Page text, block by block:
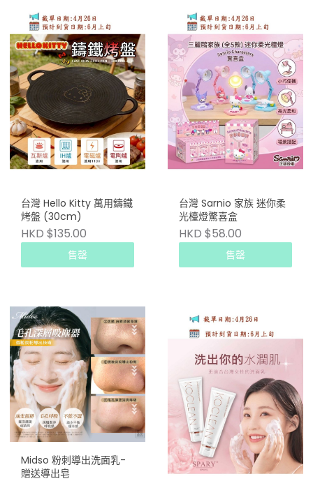
台灣 Hello Kitty 萬用鑄鐵
烤盤 (30cm)
HKD $135.00
售罄
台灣 Sarnio 家族 迷你柔
光檯燈驚喜盒
HKD $58.00
售罄
Midso 粉刺導出洗面乳-
贈送導出皂